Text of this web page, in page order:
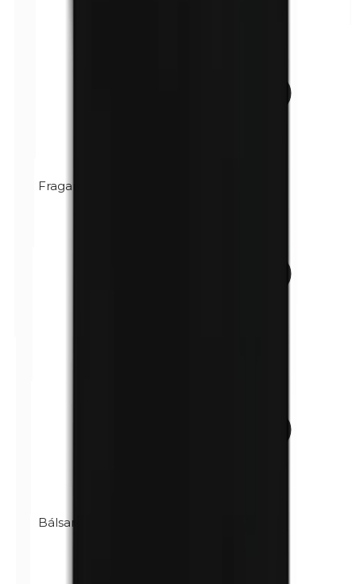
Fragancia (mezcla)
Bálsamo de Perú